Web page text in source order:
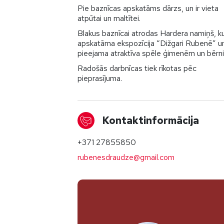
Pie baznīcas apskatāms dārzs, un ir vieta
atpūtai un maltītei.
Blakus baznīcai atrodas Hardera namiņš,
apskatāma ekspozīcija “Dižgari Rubenē”
pieejama atraktīva spēle ģimenēm un
Radošās darbnīcas tiek rīkotas pēc
pieprasījuma.
Kontaktinformācija
+371 27855850
rubenesdraudze@gmail.com